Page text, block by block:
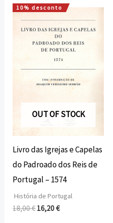
10% desconto
OUT OF STOCK
Livro das Igrejas e Capelas
do Padroado dos Reis de
Portugal – 1574
História de Portugal
18,00€
O
preço
original
era:
18,00 €.
16,20€
O
preço
atual
é:
16,20 €.